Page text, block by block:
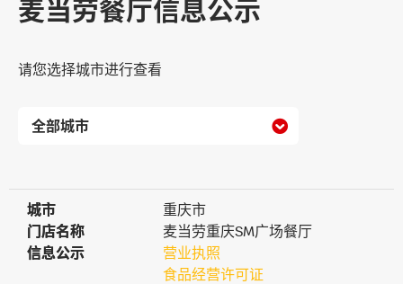
麦当劳餐厅信息公示
请您选择城市进行查看

城市
城市
重庆市
门店名称
门店名称
麦当劳重庆SM广场餐厅
信息公示
信息公示
营业执照
食品经营许可证